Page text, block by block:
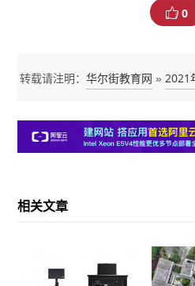
0
转载请注明： 华尔街教育网 » 2021
相关文章